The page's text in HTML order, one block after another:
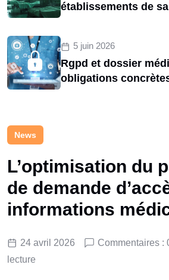
News
L’optimisation du
de demande
informations
24 avril 2026 Commentaires :
lecture
établissements de
5 juin 2026
Rgpd et dossier
obligations